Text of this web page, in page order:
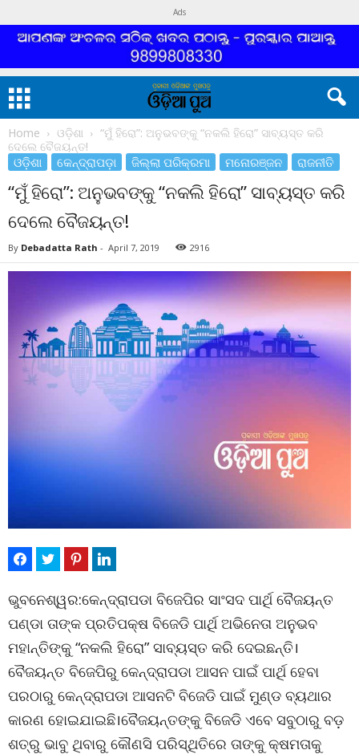
Ads
Home ଓଡ଼ିଶା
“ମୁଁ ହିରୋ”: ଅନୁଭବଙ୍କୁ “ନକଲି ହିରୋ” ସାବ୍ୟସ୍ତ କରି
ଦେଲେ ବୈଜୟନ୍ତ!
ଓଡ଼ିଶା କେନ୍ଦ୍ରାପଡ଼ା ଜିଲ୍ଲା ପରିକ୍ରମା ମନୋରଞ୍ଜନ ରାଜନୀତି
“ମୁଁ ହିରୋ”: ଅନୁଭବଙ୍କୁ “ନକଲି ହିରୋ” ସାବ୍ୟସ୍ତ କରି
ଦେଲେ ବୈଜୟନ୍ତ!
By Debadatta Rath - April 7, 2019 2916
ଭୁବନେଶ୍ୱର:କେନ୍ଦ୍ରାପଡା ବିଜେପିର ସାଂସଦ ପାର୍ଥି ବୈଜୟନ୍ତ
ପଣ୍ଡା ତାଙ୍କ ପ୍ରତିପକ୍ଷ ବିଜେଡି ପାର୍ଥି ଅଭିନେତା ଅନୁଭବ
ମହାନ୍ତିଙ୍କୁ “ନକଲି ହିରୋ” ସାବ୍ୟସ୍ତ କରି ଦେଇଛନ୍ତି।
ବୈଜୟନ୍ତ ବିଜେପିରୁ କେନ୍ଦ୍ରାପଡା ଆସନ ପାଇଁ ପାର୍ଥି ହେବା
ପରଠାରୁ କେନ୍ଦ୍ରାପଡା ଆସନଟି ବିଜେଡି ପାଇଁ ମୁଣ୍ଡ ବ୍ୟଥାର
କାରଣ ହୋଇଯାଇଛି।ବୈଜୟନ୍ତଙ୍କୁ ବିଜେଡି ଏବେ ସବୁଠାରୁ ବଡ଼
ଶତ୍ରୁ ଭାବୁ ଥିବାରୁ କୌଣସି ପରିସ୍ଥିତିରେ ତାଙ୍କୁ କ୍ଷମତାକୁ